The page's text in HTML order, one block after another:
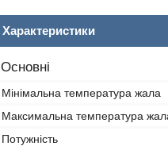
Характеристики
Основні
Мінімальна температура жала
Максимальна температура
Потужність